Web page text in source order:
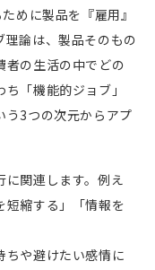
めに製品を『雇用』
論は、製品そのもの
者の生活の中でどの
「機能的ジョブ」
う3つの次元からアプ
に関連します。例え
短縮する」「情報を
ちや避けたい感情に